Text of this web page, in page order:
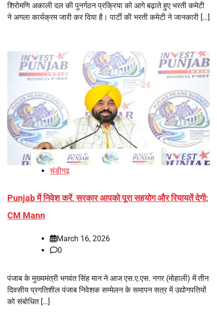
शिरोमणि अकाली दल की पुनर्गठन प्रक्रिया को आगे बढ़ाते हुए भरती कमेटी
ने अगला कार्यक्रम जारी कर दिया है। पार्टी की भरती कमेटी ने जानकारी […]
चंडीगढ़
Punjab में निवेश करें, सरकार आपको पूरा सहयोग और रियायतें देगी:
CM Mann
March 16, 2026
0
पंजाब के मुख्यमंत्री भगवंत सिंह मान ने आज एस.ए.एस. नगर (मोहाली) में तीन
दिवसीय प्रगतिशील पंजाब निवेशक सम्मेलन के समापन सत्र में उद्योगपतियों
को संबोधित […]